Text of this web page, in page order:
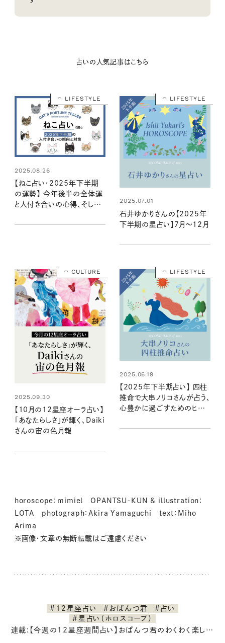
占いの人気記事はこちら
LIFESTYLE
2025.08.26
【ねこ占い・2025年下半期
の運勢】 今年後半の全体運
と人付き合いの心得、そして
LIFESTYLE
2025.07.01
石井ゆかりさんの【2025年
下半期の星占い】7月～12月
CULTURE
2025.09.30
【10月の12星座オーラ占い】
「あなたらしさ」が輝く、Daiki
さんの宙の色月報
LIFESTYLE
2025.06.19
【2025年下半期占い】 四柱
推命で大串ノリコさんが占う、
心豊かに過ごすためのヒント
horoscope：mimiel OPANTSU-KUN & illustration：
LOTA photograph：Akira Yamaguchi text：Miho
Arima
※画像・文章の無断転載はご遠慮ください
#12星座占い #おぱんつ君
#占い
#星占い（ホロスコープ）
連載:【今週の12星座週間占い】おぱんつ君のわくわく楽しい一週間占い